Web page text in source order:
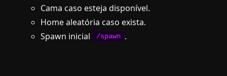
Cama caso esteja disponível.
Home aleatória caso exista.
Spawn inicial
/spawn .